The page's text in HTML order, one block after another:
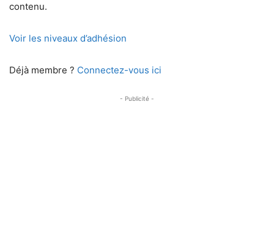
contenu.
Voir les niveaux d’adhésion
Déjà membre ? Connectez-vous ici
- Publicité -